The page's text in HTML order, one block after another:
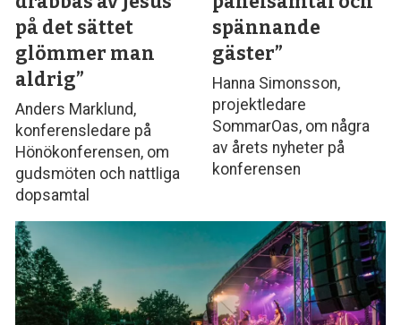
på det sättet
glömmer man
aldrig”
Anders Marklund,
konferensledare på
Hönökonferensen, om
gudsmöten och nattliga
dopsamtal
spännande
gäster”
Hanna Simonsson,
projektledare
SommarOas, om några
av årets nyheter på
konferensen